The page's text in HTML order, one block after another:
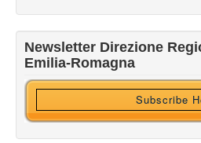
Newsletter Direzione
Emilia-Romagna
Subscribe
Ricevi HTML?